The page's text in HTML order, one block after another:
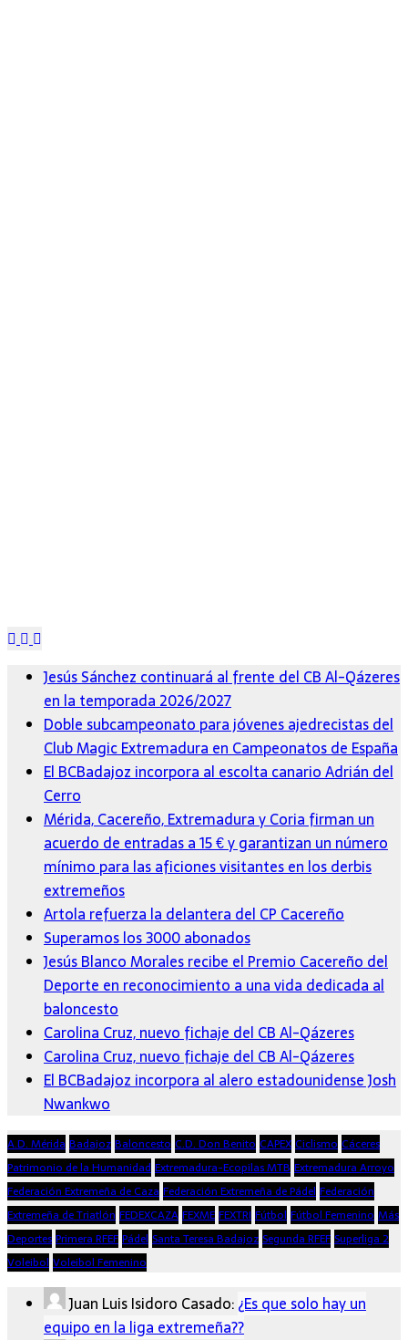
Jesús Sánchez continuará al frente del CB Al-Qázeres
en la temporada 2026/2027
Doble subcampeonato para jóvenes ajedrecistas del
Club Magic Extremadura en Campeonatos de España
El BCBadajoz incorpora al escolta canario Adrián del
Cerro
Mérida, Cacereño, Extremadura y Coria firman un
acuerdo de entradas a 15 € y garantizan un número
mínimo para las aficiones visitantes en los derbis
extremeños
Artola refuerza la delantera del CP Cacereño
Superamos los 3000 abonados
Jesús Blanco Morales recibe el Premio Cacereño del
Deporte en reconocimiento a una vida dedicada al
baloncesto
Carolina Cruz, nuevo fichaje del CB Al-Qázeres
Carolina Cruz, nuevo fichaje del CB Al-Qázeres
El BCBadajoz incorpora al alero estadounidense Josh
Nwankwo
A.D. Mérida Badajoz Baloncesto C.D. Don Benito CAPEX Ciclismo Cáceres
Patrimonio de la Humanidad Extremadura-Ecopilas MTB Extremadura Arroyo
Federación Extremeña de Caza Federación Extremeña de Pádel Federación
Extremeña de Triatlón FEDEXCAZA FEXME FEXTRI Fútbol Fútbol Femenino Más
Deportes Primera RFEF Pádel Santa Teresa Badajoz Segunda RFEF Superliga 2
Voleibol Voleibol Femenino
Juan Luis Isidoro Casado:¿Es que solo hay un
equipo en la liga extremeña??